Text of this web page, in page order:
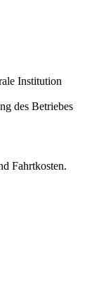
Institution
des Betriebes
Fahrtkosten.